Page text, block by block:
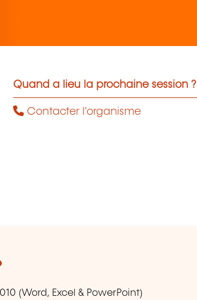
Quand a lieu la prochaine session ?
Contacter l'organisme
(Word, Excel & PowerPoint)